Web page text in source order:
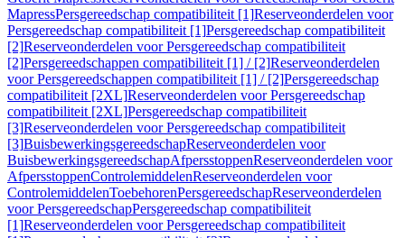
MapressPersgereedschap compatibiliteit [1]Reserveonderdelen voor
Persgereedschap compatibiliteit [1]Persgereedschap compatibiliteit
[2]Reserveonderdelen voor Persgereedschap compatibiliteit
[2]Persgereedschappen compatibiliteit [1] / [2]Reserveonderdelen
voor Persgereedschappen compatibiliteit [1] / [2]Persgereedschap
compatibiliteit [2XL]Reserveonderdelen voor Persgereedschap
compatibiliteit [2XL]Persgereedschap compatibiliteit
[3]Reserveonderdelen voor Persgereedschap compatibiliteit
[3]BuisbewerkingsgereedschapReserveonderdelen voor
BuisbewerkingsgereedschapAfpersstoppenReserveonderdelen voor
AfpersstoppenControlemiddelenReserveonderdelen voor
ControlemiddelenToebehorenPersgereedschapReserveonderdelen
voor PersgereedschapPersgereedschap compatibiliteit
[1]Reserveonderdelen voor Persgereedschap compatibiliteit